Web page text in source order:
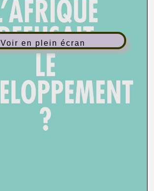
Voir en plein écran